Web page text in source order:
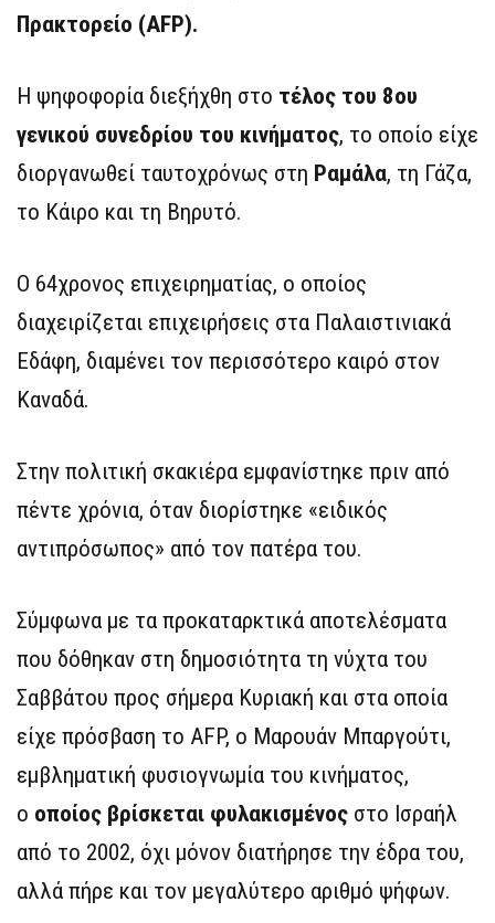
Πρακτορείο (AFP).
Η ψηφοφορία διεξήχθη στο τέλος του 8ου
γενικού συνεδρίου του κινήματος, το οποίο είχε
διοργανωθεί ταυτοχρόνως στη Ραμάλα, τη Γάζα,
το Κάιρο και τη Βηρυτό.
Ο 64χρονος επιχειρηματίας, ο οποίος
διαχειρίζεται επιχειρήσεις στα Παλαιστινιακά
Εδάφη, διαμένει τον περισσότερο καιρό στον
Καναδά.
Στην πολιτική σκακιέρα εμφανίστηκε πριν από
πέντε χρόνια, όταν διορίστηκε «ειδικός
αντιπρόσωπος» από τον πατέρα του.
Σύμφωνα με τα προκαταρκτικά αποτελέσματα
που δόθηκαν στη δημοσιότητα τη νύχτα του
Σαββάτου προς σήμερα Κυριακή και στα οποία
είχε πρόσβαση το AFP, ο Μαρουάν Μπαργούτι,
εμβληματική φυσιογνωμία του κινήματος,
ο οποίος βρίσκεται φυλακισμένος στο Ισραήλ
από το 2002, όχι μόνον διατήρησε την έδρα του,
αλλά πήρε και τον μεγαλύτερο αριθμό ψήφων.